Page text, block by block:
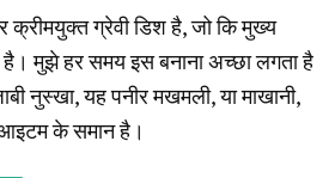
क्रीमयुक्त ग्रेवी डिश है, जो कि मुख्य
है। मुझे हर समय इस बनाना अच्छा लगता है
नुस्खा, यह पनीर मखमली, या माखानी,
के समान है।